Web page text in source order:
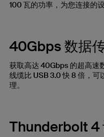
100 瓦的功率，为您连接的
40Gbps 数据
获取高达 40Gbps 的超高
线缆比 USB 3.0 快 8 倍，
理。
Thunderbolt 4